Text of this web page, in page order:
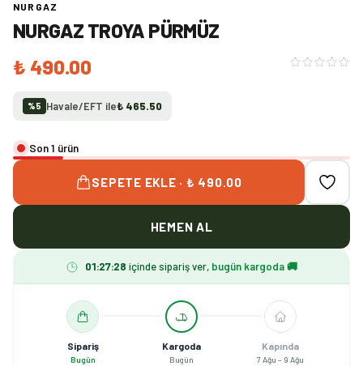
NURGAZ
NURGAZ TROYA PÜRMÜZ
₺ 490.00
%5 Havale/EFT ile₺ 465.50
Son 1 ürün
SEPETE EKLE · ₺ 490.00
HEMEN AL
01:27:27 içinde sipariş ver, bugün kargoda 🚚
Sipariş
Bugün
Kargoda
Bugün
Kapında
7 Ağu – 9 Ağu